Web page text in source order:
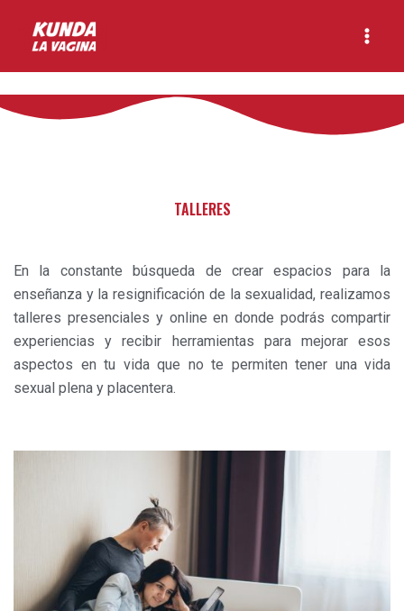
contenido
Menu
TALLERES
En la constante búsqueda de crear espacios para la
enseñanza y la resignificación de la sexualidad, realizamos
talleres presenciales y online en donde podrás compartir
experiencias y recibir herramientas para mejorar esos
aspectos en tu vida que no te permiten tener una vida
sexual plena y placentera.